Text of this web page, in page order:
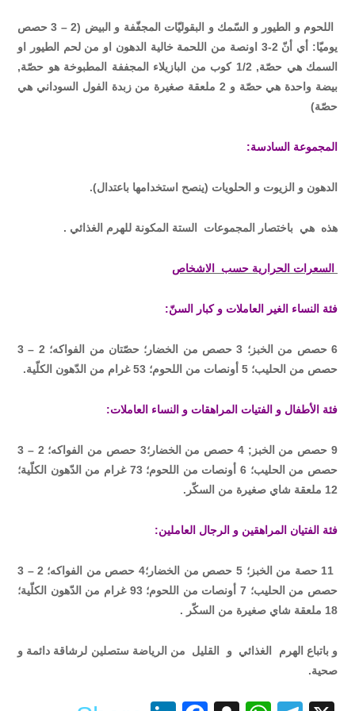
اللحوم و الطيور و السّمك و البقوليّات المجفّفة و البيض (2 – 3 حصص
يوميّا: أي أنّ 2-3 اونصة من اللحمة خالية الدهون او من لحم الطيور او
السمك هي حصّة, 1/2 كوب من البازيلاء المجففة المطبوخة هو حصّة,
بيضة واحدة هي حصّة و 2 ملعقة صغيرة من زبدة الفول السوداني هي
حصّة)
المجموعة السادسة:
الدهون و الزيوت و الحلويات (ينصح استخدامها باعتدال).
هذه هي باختصار المجموعات الستة المكونة للهرم الغذائي .
السعرات الحرارية حسب الاشخاص
فئة النساء الغير العاملات و كبار السنّ:
6 حصص من الخبز؛ 3 حصص من الخضار؛ حصّتان من الفواكه؛ 2 – 3
حصص من الحليب؛ 5 أونصات من اللحوم؛ 53 غرام من الدّهون الكلّية.
فئة الأطفال و الفتيات المراهقات و النساء العاملات:
9 حصص من الخبز; 4 حصص من الخضار؛3 حصص من الفواكه؛ 2 – 3
حصص من الحليب؛ 6 أونصات من اللحوم؛ 73 غرام من الدّهون الكلّية؛
12 ملعقة شاي صغيرة من السكّر.
فئة الفتيان المراهقين و الرجال العاملين:
11 حصة من الخبز؛ 5 حصص من الخضار؛4 حصص من الفواكه؛ 2 – 3
حصص من الحليب؛ 7 أونصات من اللحوم؛ 93 غرام من الدّهون الكلّية؛
18 ملعقة شاي صغيرة من السكّر .
و باتباع الهرم الغذائي و القليل من الرياضة ستصلين لرشاقة دائمة و
صحية.